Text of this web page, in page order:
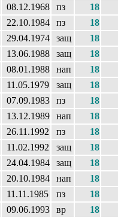
08.12.1968 пз 18
22.10.1984 пз 18
29.04.1974 защ 18
13.06.1988 защ 18
08.01.1988 нап 18
11.05.1979 защ 18
07.09.1983 пз 18
13.12.1989 нап 18
26.11.1992 пз 18
11.02.1992 защ 18
24.04.1984 защ 18
20.10.1984 нап 18
11.11.1985 пз 18
09.06.1993 вр 18